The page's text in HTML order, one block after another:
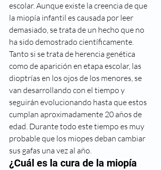
escolar. Aunque existe la creencia de que
la miopía infantil es causada por leer
demasiado, se trata de un hecho que no
ha sido demostrado científicamente.
Tanto si se trata de herencia genética
como de aparición en etapa escolar, las
dioptrías en los ojos de los menores, se
van desarrollando con el tiempo y
seguirán evolucionando hasta que estos
cumplan aproximadamente 20 años de
edad. Durante todo este tiempo es muy
probable que los miopes deban cambiar
sus gafas una vez al año.
¿Cuál es la cura de la miopía